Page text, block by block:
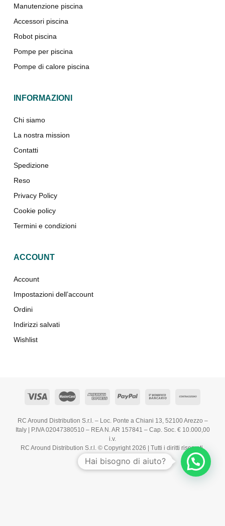
Manutenzione piscina
Accessori piscina
Robot piscina
Pompe per piscina
Pompe di calore piscina
INFORMAZIONI
Chi siamo
La nostra mission
Contatti
Spedizione
Reso
Privacy Policy
Cookie policy
Termini e condizioni
ACCOUNT
Account
Impostazioni dell’account
Ordini
Indirizzi salvati
Wishlist
RC Around Distribution S.r.l. – Loc. Ponte a Chiani 13, 52100 Arezzo –
Italy | P.IVA 02047380510 – REA N. AR 157841 – Cap. Soc. € 10.000,00
i.v.
RC Around Distribution S.r.l. © Copyright 2026 | Tutti i diritti riservati.
Hai bisogno di aiuto?